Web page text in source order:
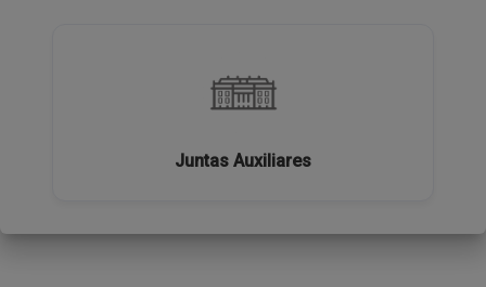
Juntas Auxiliares